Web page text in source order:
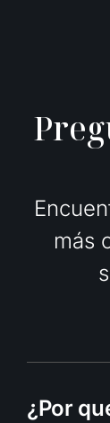
Preg
más
¿Por